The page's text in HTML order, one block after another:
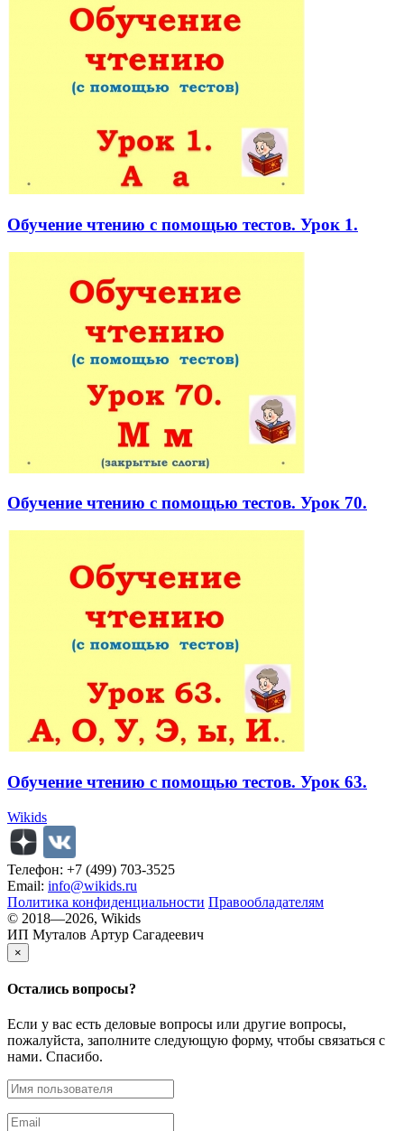
Обучение чтению с помощью тестов. Урок 1.
Обучение чтению с помощью тестов. Урок 70.
Обучение чтению с помощью тестов. Урок 63.
Wikids
Телефон: +7 (499) 703-3525
Email: info@wikids.ru
Политика конфиденциальности Правообладателям
© 2018—2026, Wikids
ИП Муталов Артур Сагадеевич
×
Остались вопросы?
Если у вас есть деловые вопросы или другие вопросы,
пожалуйста, заполните следующую форму, чтобы связаться с
нами. Спасибо.